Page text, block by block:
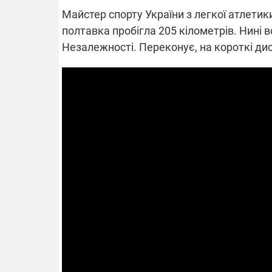
Майстер спорту України з легкої
полтавка пробігла 205 кілометрів.
Незалежності. Переконує, на короткі